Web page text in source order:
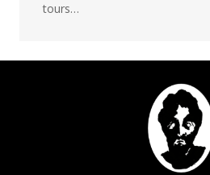
tours…